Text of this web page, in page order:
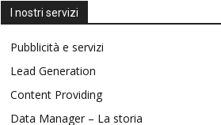
I nostri servizi
Pubblicità e servizi
Lead Generation
Content Providing
Data Manager – La storia